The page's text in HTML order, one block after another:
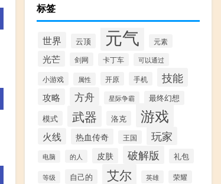
标签
世界 云顶 元气 元素
光芒 剑网 卡丁车 可以通过
小游戏 属性 开原 手机 技能
攻略 方舟 星际争霸 最终幻想
模式 武器 洛克 游戏
火线 热血传奇 王国 玩家
电脑 的人 皮肤 破解版 礼包
等级 自己的 艾尔 英雄 荣耀